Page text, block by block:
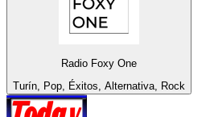
Radio Foxy One
Turín, Pop, Éxitos, Alternativa, Rock